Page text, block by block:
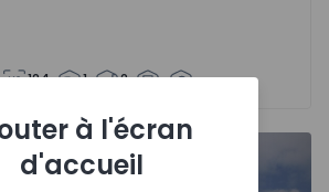
124 1 2
- 3
à l'écran
d'accueil